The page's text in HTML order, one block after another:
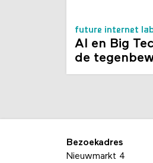
future internet
AI en Big
de
Bezoekadres
Nieuwmarkt 4